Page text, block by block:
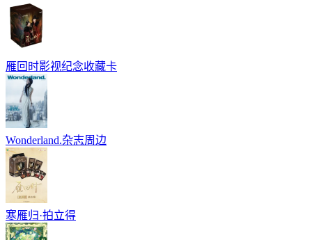
雁回时影视纪念收藏卡
Wonderland.杂志周边
寒雁归·拍立得